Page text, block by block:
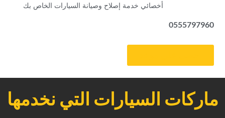
‏أخصائي خدمة إصلاح وصيانة السيارات الخاص بك‏
0555797960
ماركات السيارات التي نخدمها